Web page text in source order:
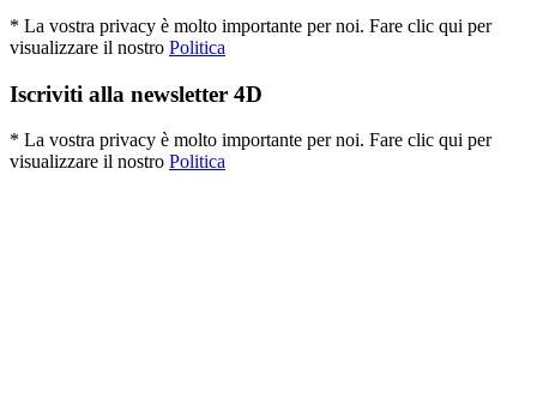
* La vostra privacy è molto importante per noi. Fare clic qui per
visualizzare il nostro Politica
Iscriviti alla newsletter 4D
* La vostra privacy è molto importante per noi. Fare clic qui per
visualizzare il nostro Politica